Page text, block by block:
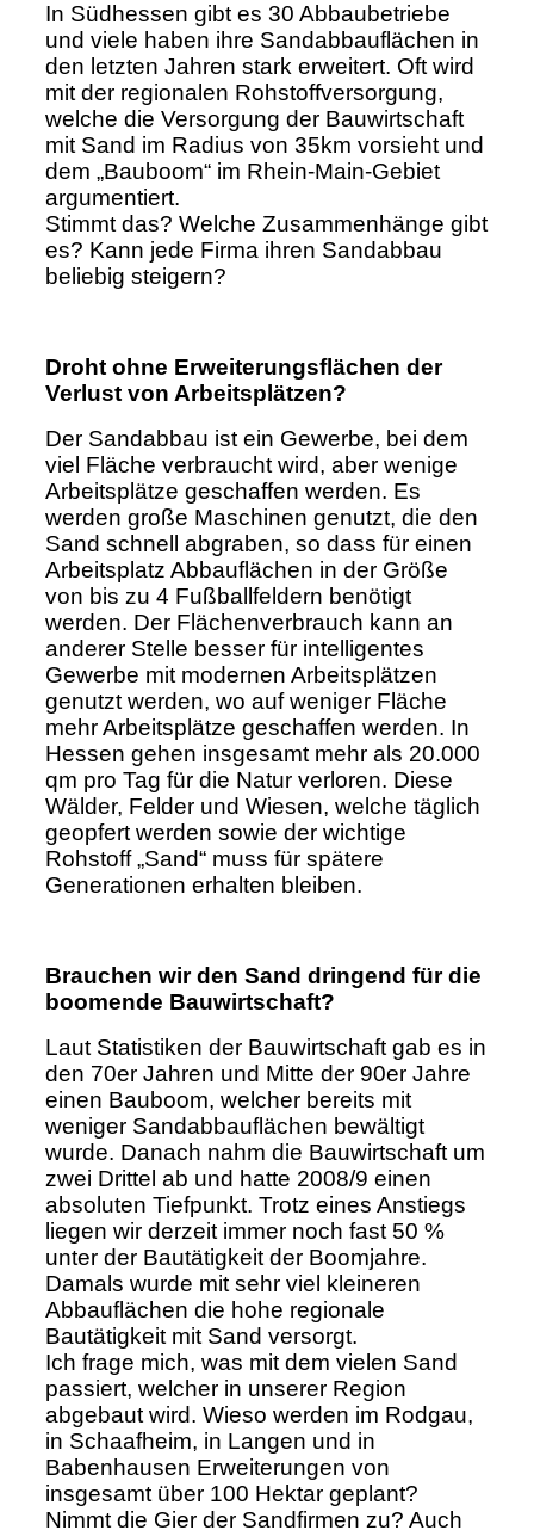
In Südhessen gibt es 30 Abbaubetriebe
und viele haben ihre Sandabbauflächen in
den letzten Jahren stark erweitert. Oft wird
mit der regionalen Rohstoffversorgung,
welche die Versorgung der Bauwirtschaft
mit Sand im Radius von 35km vorsieht und
dem „Bauboom“ im Rhein-Main-Gebiet
argumentiert.
Stimmt das? Welche Zusammenhänge gibt
es? Kann jede Firma ihren Sandabbau
beliebig steigern?
Droht ohne Erweiterungsflächen der
Verlust von Arbeitsplätzen?
Der Sandabbau ist ein Gewerbe, bei dem
viel Fläche verbraucht wird, aber wenige
Arbeitsplätze geschaffen werden. Es
werden große Maschinen genutzt, die den
Sand schnell abgraben, so dass für einen
Arbeitsplatz Abbauflächen in der Größe
von bis zu 4 Fußballfeldern benötigt
werden. Der Flächenverbrauch kann an
anderer Stelle besser für intelligentes
Gewerbe mit modernen Arbeitsplätzen
genutzt werden, wo auf weniger Fläche
mehr Arbeitsplätze geschaffen werden. In
Hessen gehen insgesamt mehr als 20.000
qm pro Tag für die Natur verloren. Diese
Wälder, Felder und Wiesen, welche täglich
geopfert werden sowie der wichtige
Rohstoff „Sand“ muss für spätere
Generationen erhalten bleiben.
Brauchen wir den Sand dringend für die
boomende Bauwirtschaft?
Laut Statistiken der Bauwirtschaft gab es in
den 70er Jahren und Mitte der 90er Jahre
einen Bauboom, welcher bereits mit
weniger Sandabbauflächen bewältigt
wurde. Danach nahm die Bauwirtschaft um
zwei Drittel ab und hatte 2008/9 einen
absoluten Tiefpunkt. Trotz eines Anstiegs
liegen wir derzeit immer noch fast 50 %
unter der Bautätigkeit der Boomjahre.
Damals wurde mit sehr viel kleineren
Abbauflächen die hohe regionale
Bautätigkeit mit Sand versorgt.
Ich frage mich, was mit dem vielen Sand
passiert, welcher in unserer Region
abgebaut wird. Wieso werden im Rodgau,
in Schaafheim, in Langen und in
Babenhausen Erweiterungen von
insgesamt über 100 Hektar geplant?
Nimmt die Gier der Sandfirmen zu? Auch